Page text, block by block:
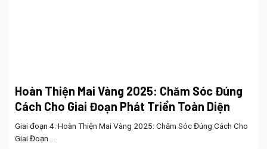
Hoàn Thiện Mai Vàng 2025: Chăm Sóc Đúng
Cách Cho Giai Đoạn Phát Triển Toàn Diện
Giai đoạn 4: Hoàn Thiện Mai Vàng 2025: Chăm Sóc Đúng Cách Cho
Giai Đoạn ...